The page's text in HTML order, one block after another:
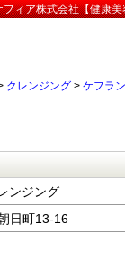
ィア株式会社【健康
クレンジング > ケフラ
ンジング
日町13-16